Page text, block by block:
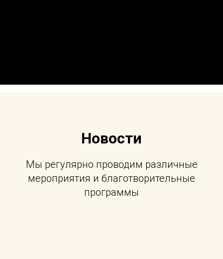
Новости
Мы регулярно проводим различные
мероприятия и благотворительные
программы